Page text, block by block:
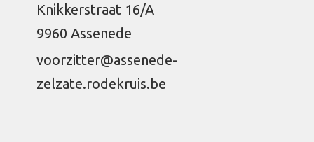
Knikkerstraat 16/A
9960 Assenede
voorzitter@assenede-
zelzate.rodekruis.be